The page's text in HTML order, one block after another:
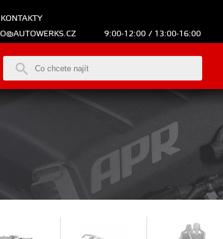
KONTAKTY
9:00-12:00 / 13:00-16:00